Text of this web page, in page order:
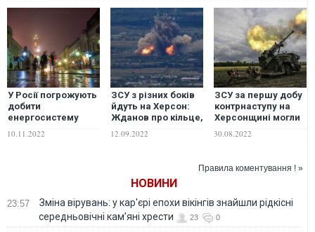
У Росії погрожують
добити
енергосистему
України "за Херсон"
10.11.2022
ЗСУ з різних боків
йдуть на Херсон:
Жданов про кільце,
у яке замкнуть
місто
12.09.2022
ЗСУ за першу добу
контрнаступу на
Херсонщині могли
звільнити п'ять
населених пунктів,
30.08.2022
Правила коментування ! »
НОВИНИ
23:57
Зміна вірувань: у кар'єрі епохи вікінгів знайшли рідкісні
середньовічні кам’яні хрести
23 0